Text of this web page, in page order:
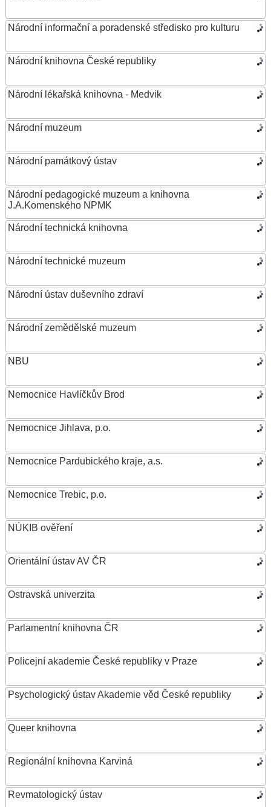
Národní informační a poradenské středisko pro kulturu
Národní knihovna České republiky
Národní lékařská knihovna - Medvik
Národní muzeum
Národní památkový ústav
Národní pedagogické muzeum a knihovna
J.A.Komenského NPMK
Národní technická knihovna
Národní technické muzeum
Národní ústav duševního zdraví
Národní zemědělské muzeum
NBU
Nemocnice Havlíčkův Brod
Nemocnice Jihlava, p.o.
Nemocnice Pardubického kraje, a.s.
Nemocnice Trebic, p.o.
NÚKIB ověření
Orientální ústav AV ČR
Ostravská univerzita
Parlamentní knihovna ČR
Policejní akademie České republiky v Praze
Psychologický ústav Akademie věd České republiky
Queer knihovna
Regionální knihovna Karviná
Revmatologický ústav